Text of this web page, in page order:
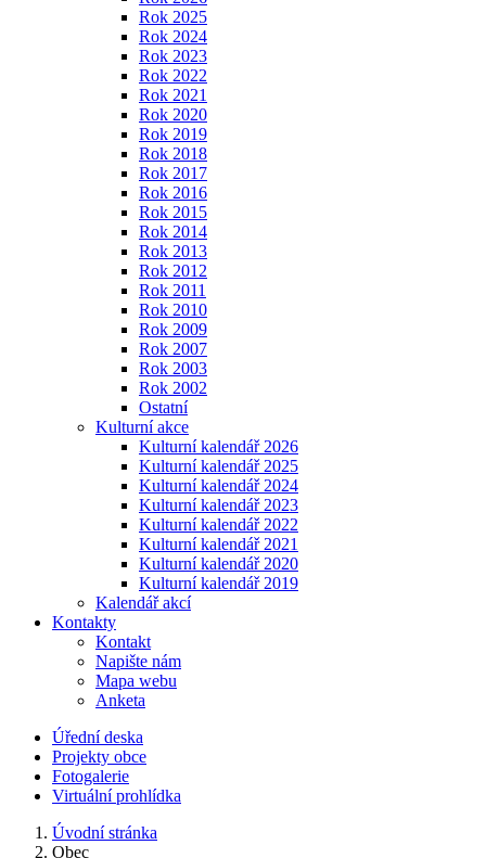
Rok 2025
Rok 2024
Rok 2023
Rok 2022
Rok 2021
Rok 2020
Rok 2019
Rok 2018
Rok 2017
Rok 2016
Rok 2015
Rok 2014
Rok 2013
Rok 2012
Rok 2011
Rok 2010
Rok 2009
Rok 2007
Rok 2003
Rok 2002
Ostatní
Kulturní akce
Kulturní kalendář 2026
Kulturní kalendář 2025
Kulturní kalendář 2024
Kulturní kalendář 2023
Kulturní kalendář 2022
Kulturní kalendář 2021
Kulturní kalendář 2020
Kulturní kalendář 2019
Kalendář akcí
Kontakty
Kontakt
Napište nám
Mapa webu
Anketa
Úřední deska
Projekty obce
Fotogalerie
Virtuální prohlídka
Úvodní stránka
Obec